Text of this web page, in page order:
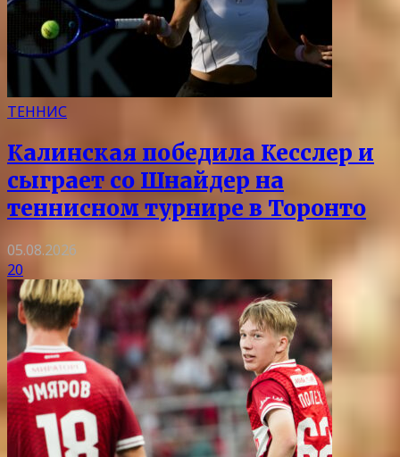
ТЕННИС
Калинская победила Кесслер и
сыграет со Шнайдер на
теннисном турнире в Торонто
05.08.2026
20